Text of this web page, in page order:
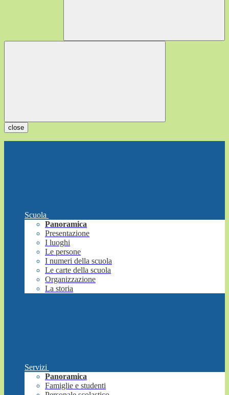
close
Scuola
Panoramica
Presentazione
I luoghi
Le persone
I numeri della scuola
Le carte della scuola
Organizzazione
La storia
Servizi
Panoramica
Famiglie e studenti